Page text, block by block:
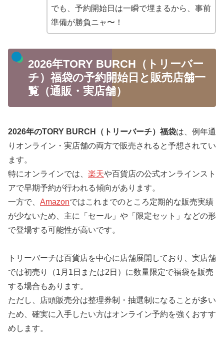
でも、予約開始日は一瞬で埋まるから、事前
準備が勝負ニャ〜！
2026年TORY BURCH（トリーバー
チ）福袋の予約開始日と販売店舗一
覧（通販・実店舗）
2026年のTORY BURCH（トリーバーチ）福袋は、例年通
りオンライン・実店舗の両方で販売されると予想されてい
ます。
特にオンラインでは、 楽天や百貨店の公式オンラインスト
アで早期予約が行われる傾向があります。
一方で、 Amazonではこれまでのところ定期的な販売実績
が少ないため、主に「セール」や「限定セット」などの形
で登場する可能性が高いです。
トリーバーチは百貨店を中心に店舗展開しており、実店舗
では初売り（1月1日または2日）に数量限定で福袋を販売
する場合もあります。
ただし、店頭販売分は整理券制・抽選制になることが多い
ため、確実に入手したい方はオンライン予約を強くおすす
めします。